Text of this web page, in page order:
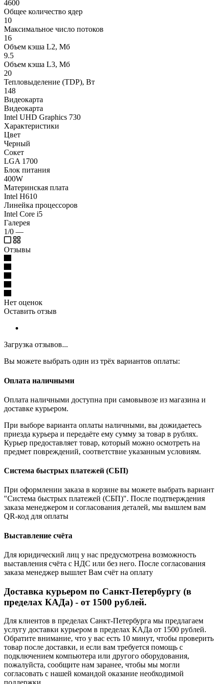
4600
Общее количество ядер
10
Максимальное число потоков
16
Объем кэша L2, Мб
9.5
Объем кэша L3, Мб
20
Тепловыделение (TDP), Вт
148
Видеокарта
Видеокарта
Intel UHD Graphics 730
Характеристики
Цвет
Черный
Сокет
LGA 1700
Блок питания
400W
Материнская плата
Intel H610
Линейка процессоров
Intel Core i5
Галерея
1/0 —
Отзывы
Нет оценок
Оставить отзыв
Загрузка отзывов...
Вы можете выбрать один из трёх вариантов оплаты:
Оплата наличными
Оплата наличными доступна при самовывозе из магазина и
доставке курьером.
При выборе варианта оплаты наличными, вы дожидаетесь
приезда курьера и передаёте ему сумму за товар в рублях.
Курьер предоставляет товар, который можно осмотреть на
предмет повреждений, соответствие указанным условиям.
Система быстрых платежей (СБП)
При оформлении заказа в корзине вы можете выбрать вариант
"Система быстрых платежей (СБП)". После подтверждения
заказа менеджером и согласования деталей, мы вышлем вам
QR-код для оплаты
Выставление счёта
Для юридический лиц у нас предусмотрена возможность
выставления счёта с НДС или без него. После согласования
заказа менеджер вышлет Вам счёт на оплату
Доставка курьером по Санкт-Петербургу (в
пределах КАДа) - от 1500 рублей.
Для клиентов в пределах Санкт-Петербурга мы предлагаем
услугу доставки курьером в пределах КАДа от 1500 рублей.
Обратите внимание, что у вас есть 10 минут, чтобы проверить
товар после доставки, и если вам требуется помощь с
подключением компьютера или другого оборудования,
пожалуйста, сообщите нам заранее, чтобы мы могли
согласовать с нашей командой оказание необходимой